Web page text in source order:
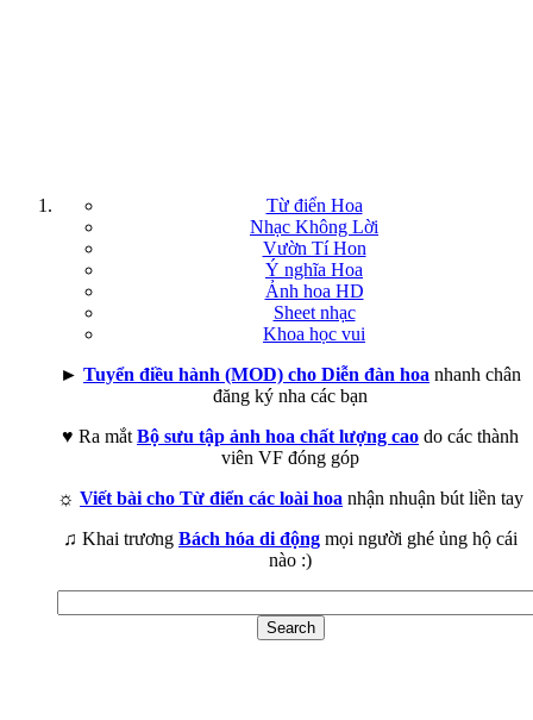
Từ điển Hoa
Nhạc Không Lời
Vườn Tí Hon
Ý nghĩa Hoa
Ảnh hoa HD
Sheet nhạc
Khoa học vui
► Tuyển điều hành (MOD) cho Diễn đàn hoa nhanh chân
đăng ký nha các bạn
♥ Ra mắt Bộ sưu tập ảnh hoa chất lượng cao do các thành
viên VF đóng góp
☼ Viết bài cho Từ điển các loài hoa nhận nhuận bút liền tay
♫ Khai trương Bách hóa di động mọi người ghé ủng hộ cái
nào :)